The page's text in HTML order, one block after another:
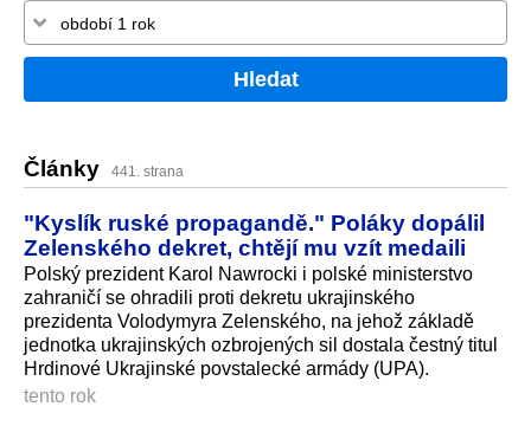
Hledat
Články 441. strana
"Kyslík ruské propagandě." Poláky dopálil
Zelenského dekret, chtějí mu vzít medaili
Polský prezident Karol Nawrocki i polské ministerstvo
zahraničí se ohradili proti dekretu ukrajinského
prezidenta Volodymyra Zelenského, na jehož základě
jednotka ukrajinských ozbrojených sil dostala čestný titul
Hrdinové Ukrajinské povstalecké armády (UPA).
tento rok